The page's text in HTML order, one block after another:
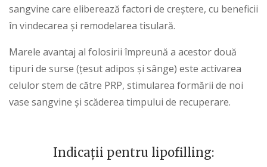
sangvine care eliberează factori de creștere, cu beneficii
în vindecarea și remodelarea tisulară.
Marele avantaj al folosirii împreună a acestor două
tipuri de surse (țesut adipos și sânge) este activarea
celulor stem de către PRP, stimularea formării de noi
vase sangvine și scăderea timpului de recuperare.
Indicații pentru lipofilling: